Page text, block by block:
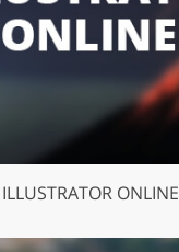
ILLUSTRATOR ONLINE